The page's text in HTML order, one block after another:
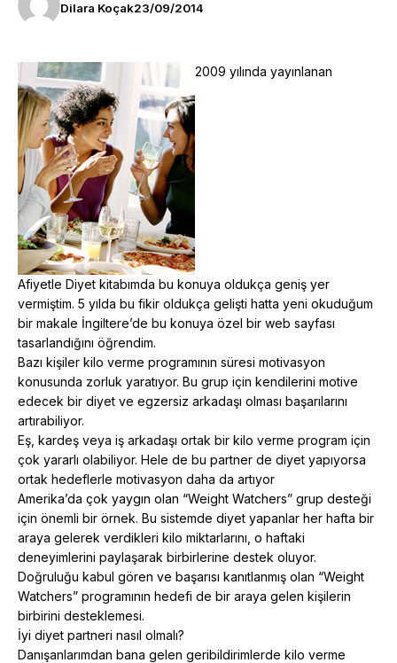
Dilara Koçak23/09/2014
2009 yılında yayınlanan
Afiyetle Diyet kitabımda bu konuya oldukça geniş yer
vermiştim. 5 yılda bu fikir oldukça gelişti hatta yeni okuduğum
bir makale İngiltere’de bu konuya özel bir web sayfası
tasarlandığını öğrendim.
Bazı kişiler kilo verme programının süresi motivasyon
konusunda zorluk yaratıyor. Bu grup için kendilerini motive
edecek bir diyet ve egzersiz arkadaşı olması başarılarını
artırabiliyor.
Eş, kardeş veya iş arkadaşı ortak bir kilo verme program için
çok yararlı olabiliyor. Hele de bu partner de diyet yapıyorsa
ortak hedeflerle motivasyon daha da artıyor
Amerika’da çok yaygın olan “Weight Watchers” grup desteği
için önemli bir örnek. Bu sistemde diyet yapanlar her hafta bir
araya gelerek verdikleri kilo miktarlarını, o haftaki
deneyimlerini paylaşarak birbirlerine destek oluyor.
Doğruluğu kabul gören ve başarısı kanıtlanmış olan “Weight
Watchers” programının hedefi de bir araya gelen kişilerin
birbirini desteklemesi.
İyi diyet partneri nasıl olmalı?
Danışanlarımdan bana gelen geribildirimlerde kilo verme